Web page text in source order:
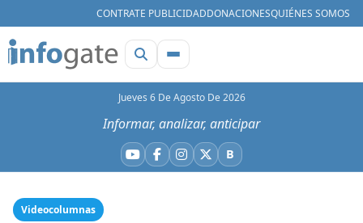
CONTRATE PUBLICIDADDONACIONESQUIÉNES SOMOS
Jueves 6 De Agosto De 2026
Informar, analizar, anticipar
YouTube
Facebook
Instagram
X BBluesky
Videocolumnas